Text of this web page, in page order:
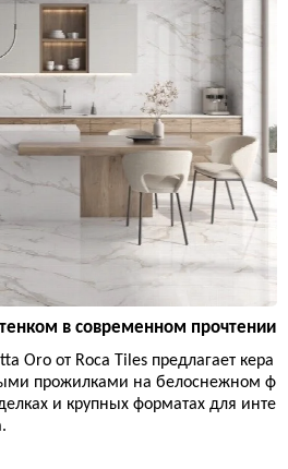
в современном прочтении
Oro от Roca Tiles предлагает кера
прожилками на белоснежном ф
и крупных форматах для инте